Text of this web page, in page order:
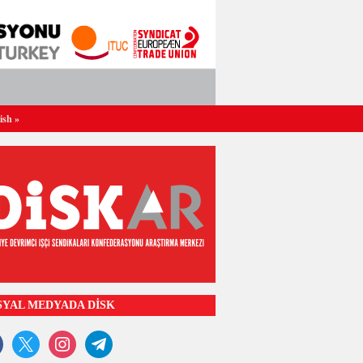
»
MEDYADA DİSK
x instagramtelegram